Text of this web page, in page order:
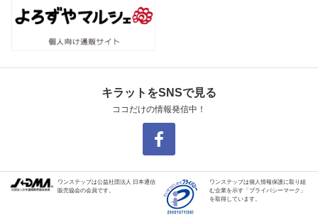
キラットをSNSで見る
ココだけの情報発信中！
ワンステップは公益社団法人 日本通信
販売協会の会員です。
ワンステップは個人情報保護に取り組
む企業を示す「プライバシーマーク」
を取得しています。